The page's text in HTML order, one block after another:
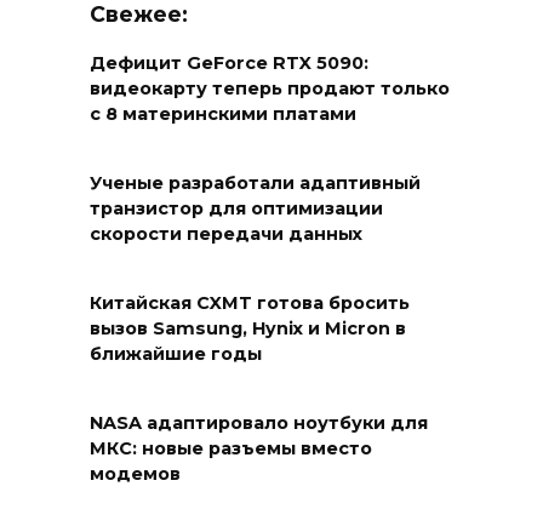
Свежее:
Дефицит GeForce RTX 5090:
видеокарту теперь продают только
с 8 материнскими платами
Ученые разработали адаптивный
транзистор для оптимизации
скорости передачи данных
Китайская CXMT готова бросить
вызов Samsung, Hynix и Micron в
ближайшие годы
NASA адаптировало ноутбуки для
МКС: новые разъемы вместо
модемов